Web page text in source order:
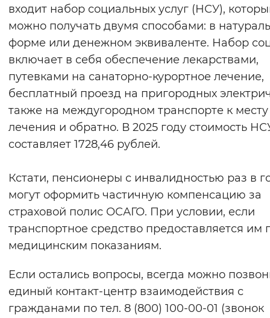
входит набор социальных услуг (НСУ),
можно получать двумя способами: в
форме или денежном эквиваленте. Набор
включает в себя обеспечение лекарствами,
путевками на санаторно-курортное лечение,
бесплатный проезд на пригородных
также на междугородном транспорте к месту
лечения и обратно. В 2025 году стоимость
составляет 1728,46 рублей.
Кстати, пенсионеры с инвалидностью раз в
могут оформить частичную компенсацию за
страховой полис ОСАГО. При условии, если
транспортное средство предоставляется им
медицинским показаниям.
Если остались вопросы, всегда можно
единый контакт-центр взаимодействия с
гражданами по тел. 8 (800) 100-00-01 (звонок